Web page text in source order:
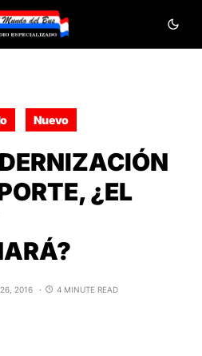
Nuevo
¿EL
2016
4 MINUTE READ